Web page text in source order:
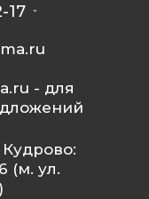
17
- для
(м. ул.